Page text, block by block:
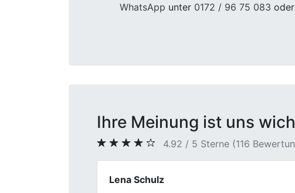
WhatsApp unter 0172 / 96 75 083
Ihre Meinung ist uns
4.92 / 5 Sterne (116
Kai